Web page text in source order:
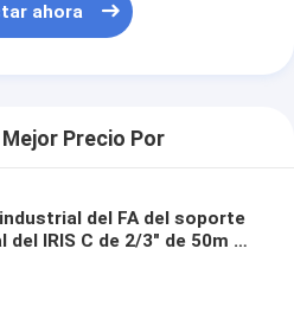
ahora
Mejor Precio Por
del FA del soporte
del IRIS C de 2/3" de 50m m